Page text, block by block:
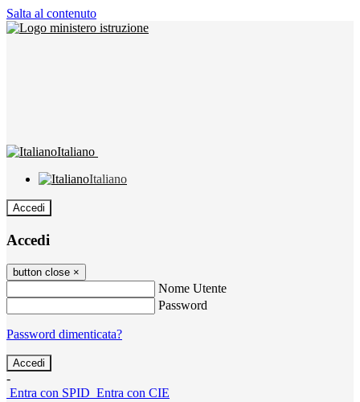
Salta al contenuto
Italiano
Italiano
Accedi
Accedi
button close ×
Nome Utente
Password
Password dimenticata?
-
Entra con SPID Entra con CIE